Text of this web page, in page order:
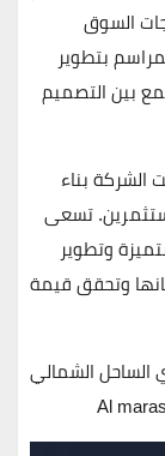
السوق
بتطوير
بين التصميم
الشركة بناء
تسعى
وتطوير
وتحقق قيمة
الساحل الشمالي